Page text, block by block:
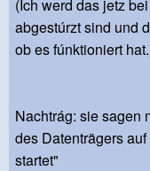
(Ich werd das jetz
abgestúrzt sind und
ob es fúnktioniert
Nachtrág: sie sagen
des Datenträgers
startet"